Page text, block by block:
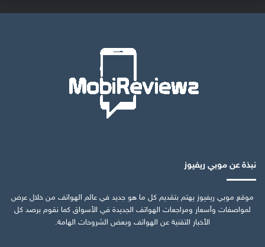
نبذة عن موبي ريفيوز
موقع موبي ريفيوز يهتم بتقديم كل ما هو جديد في عالم الهواتف من خلال عرض
لمواصفات وأسعار ومراجعات الهواتف الجديدة في الأسواق كما نقوم برصد كل
الأخبار التقنية عن الهواتف وبعض الشروحات الهامة.